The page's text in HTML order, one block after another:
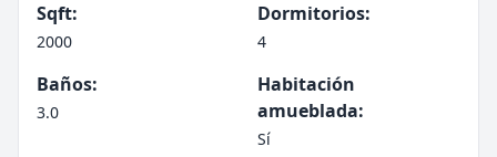
Sqft:
2000
Dormitorios:
4
Baños:
3.0
Habitación
amueblada:
Sí